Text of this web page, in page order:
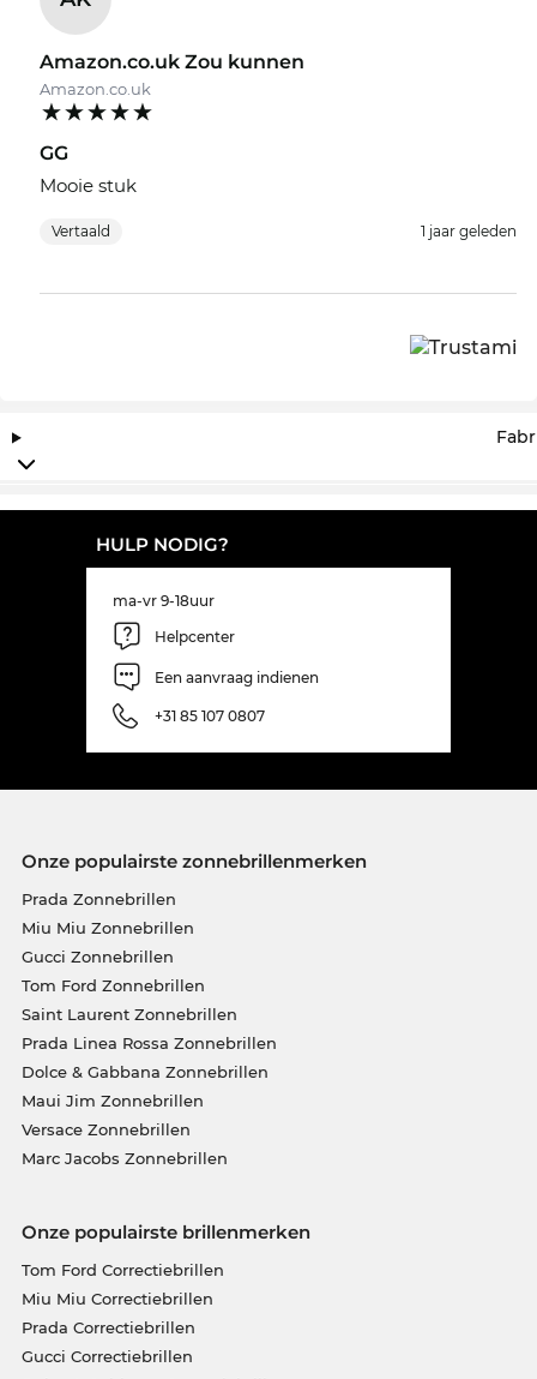
Amazon.co.uk Zou kunnen
Amazon.co.uk
GG
Mooie stuk
Vertaald 1 jaar geleden
HULP NODIG?
ma-vr 9-18uur
Helpcenter
Een aanvraag indienen
+31 85 107 0807
Onze populairste zonnebrillenmerken
Prada Zonnebrillen
Miu Miu Zonnebrillen
Gucci Zonnebrillen
Tom Ford Zonnebrillen
Saint Laurent Zonnebrillen
Prada Linea Rossa Zonnebrillen
Dolce & Gabbana Zonnebrillen
Maui Jim Zonnebrillen
Versace Zonnebrillen
Marc Jacobs Zonnebrillen
Onze populairste brillenmerken
Tom Ford Correctiebrillen
Miu Miu Correctiebrillen
Prada Correctiebrillen
Gucci Correctiebrillen